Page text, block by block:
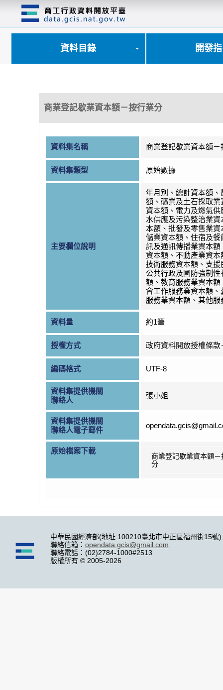
資料目錄 開發
商業登記歇業資本額－按行業分
資料集名稱 商業登記歇業資本額－
資料集類型 原始數據
主要欄位說明
年月別、總計資本額、
額、礦業及土石採取業
資本額、電力及燃氣供
水供應及污染整治業
本額、批發及零售業資
儲業資本額、住宿及餐
訊及通訊傳播業資本額
資本額、不動產業資本
技術服務資本額、支援
公共行政及國防強制性
額、教育服務業資本額
會工作服務業資本額、
服務業資本額、其他服
資料量 約1筆
授權方式 政府資料開放授權條款
編碼格式 UTF-8
資料集提供機關
聯絡人
張小姐
資料集提供機關
聯絡人電子郵件
原始檔案下載
商業登記歇業資本額－
分
中華民國經濟部(地址:100210臺北市中正區福州街15號)
聯絡信箱： opendata.gcis@gmail.com
聯絡電話：(02)2784-1000#2513
版權所有 © 2005-2026